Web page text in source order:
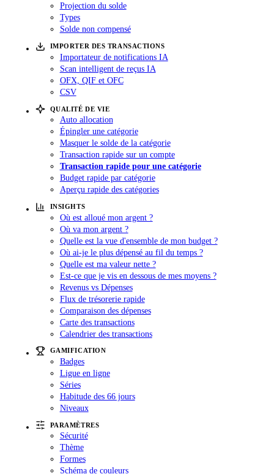
Projection du solde
Types
Solde non compensé
IMPORTER DES TRANSACTIONS
Importateur de notifications IA
Scan intelligent de reçus IA
OFX, QIF et OFC
CSV
QUALITÉ DE VIE
Auto allocation
Épingler une catégorie
Masquer le solde de la catégorie
Transaction rapide sur un compte
Transaction rapide pour une catégorie
Budget rapide par catégorie
Aperçu rapide des catégories
INSIGHTS
Où est alloué mon argent ?
Où va mon argent ?
Quelle est la vue d'ensemble de mon budget ?
Où ai-je le plus dépensé au fil du temps ?
Quelle est ma valeur nette ?
Est-ce que je vis en dessous de mes moyens ?
Revenus vs Dépenses
Flux de trésorerie rapide
Comparaison des dépenses
Carte des transactions
Calendrier des transactions
GAMIFICATION
Badges
Ligue en ligne
Séries
Habitude des 66 jours
Niveaux
PARAMÈTRES
Sécurité
Thème
Formes
Schéma de couleurs